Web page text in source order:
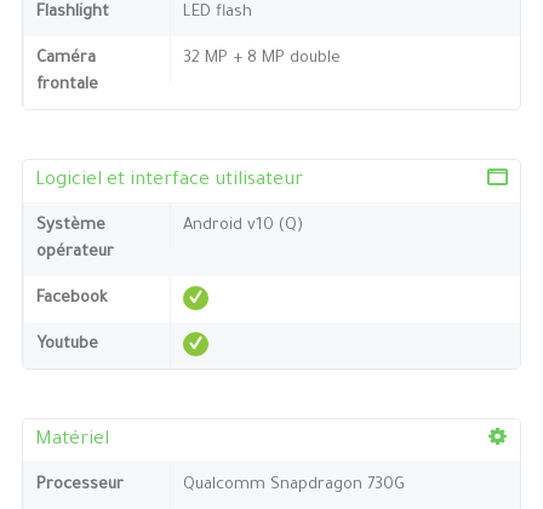
Flashlight LED flash
Caméra
frontale
32 MP + 8 MP double
Logiciel et interface utilisateur
Système
opérateur
Android v10 (Q)
Facebook
Youtube
Matériel
Processeur Qualcomm Snapdragon 730G